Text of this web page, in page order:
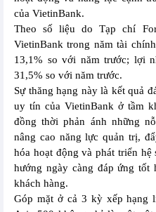
của VietinBank.
Theo số liệu do Tạp chí
VietinBank trong năm tài
13,1% so với năm trước; lợi
31,5% so với năm trước.
Sự thăng hạng này là kết quả
uy tín của VietinBank ở tầm
đồng thời phản ánh những
nâng cao năng lực quản trị,
hóa hoạt động và phát triển
hướng ngày càng đáp ứng tốt
khách hàng.
Góp mặt ở cả 3 kỳ xếp hạng